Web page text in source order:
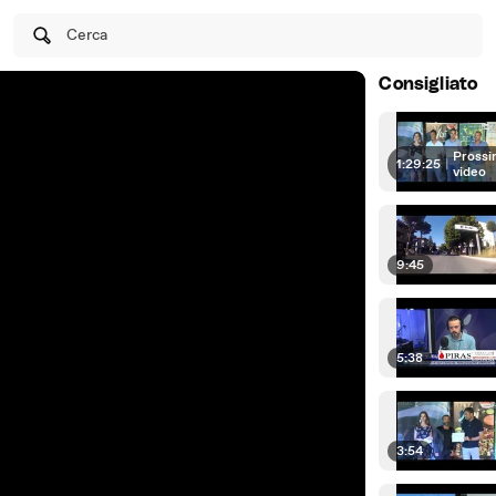
Cerca
Consigliato
1:29:25 | video
9:45
5:38
3:54